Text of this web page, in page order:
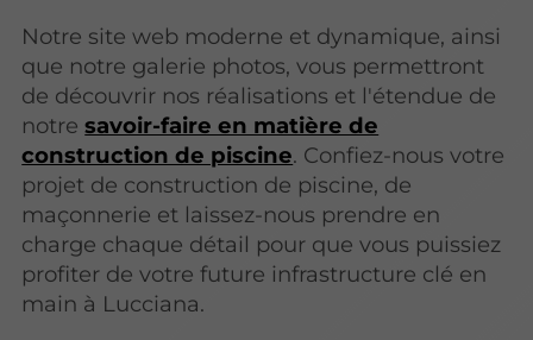
Notre site web moderne et dynamique, ainsi
que notre galerie photos, vous permettront
de découvrir nos réalisations et l'étendue de
notresavoir-faire en matière de
construction de piscine. Confiez-nous votre
projet de construction de piscine, de
maçonnerie et laissez-nous prendre en
charge chaque détail pour que vous puissiez
profiter de votre future infrastructure clé en
main à Lucciana.